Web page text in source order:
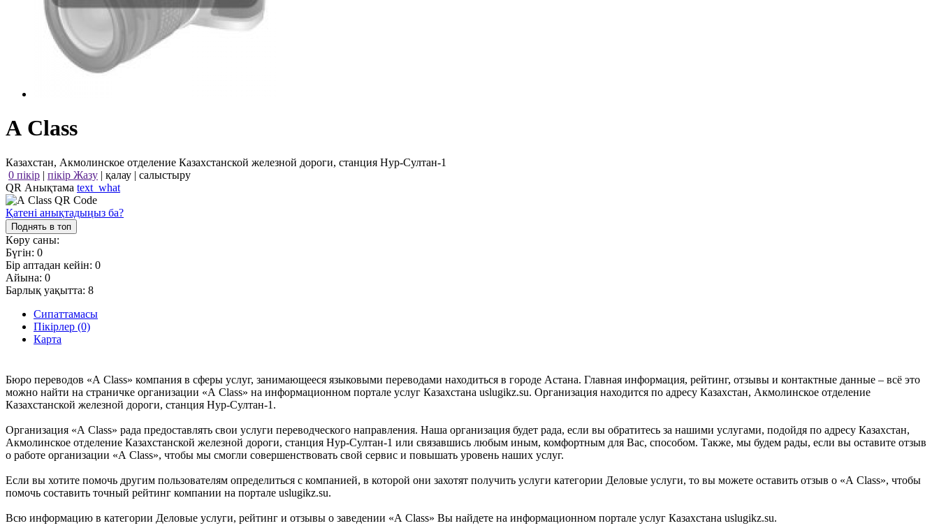
А Class
Казахстан, Акмолинское отделение Казахстанской железной дороги, станция Нур-Султан-1
0 пікір | пікір Жазу | қалау | салыстыру
QR Анықтама text_what
Қатені анықтадыңыз ба?
Поднять в топ
Көру саны:
Бүгін: 0
Бір аптадан кейін: 0
Айына: 0
Барлық уақытта: 8
Сипаттамасы
Пікірлер (0)
Карта
Бюро переводов «А Class» компания в сферы услуг, занимающееся языковыми переводами находиться в городе Астана. Главная информация, рейтинг, отзывы и контактные данные – всё это
можно найти на страничке организации «А Class» на информационном портале услуг Казахстана uslugikz.su. Организация находится по адресу Казахстан, Акмолинское отделение
Казахстанской железной дороги, станция Нур-Султан-1.
Организация «А Class» рада предоставлять свои услуги переводческого направления. Наша организация будет рада, если вы обратитесь за нашими услугами, подойдя по адресу Казахстан,
Акмолинское отделение Казахстанской железной дороги, станция Нур-Султан-1 или связавшись любым иным, комфортным для Вас, способом. Также, мы будем рады, если вы оставите отзыв
о работе организации «А Class», чтобы мы смогли совершенствовать свой сервис и повышать уровень наших услуг.
Если вы хотите помочь другим пользователям определиться с компанией, в которой они захотят получить услуги категории Деловые услуги, то вы можете оставить отзыв о «А Class», чтобы
помочь составить точный рейтинг компании на портале uslugikz.su.
Всю информацию в категории Деловые услуги, рейтинг и отзывы о заведении «А Class» Вы найдете на информационном портале услуг Казахстана uslugikz.su.